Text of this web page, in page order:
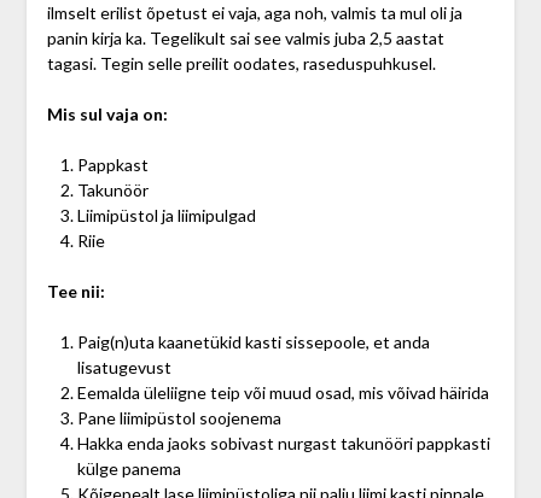
ilmselt erilist õpetust ei vaja, aga noh, valmis ta mul oli ja
panin kirja ka. Tegelikult sai see valmis juba 2,5 aastat
tagasi. Tegin selle preilit oodates, raseduspuhkusel.
Mis sul vaja on:
Pappkast
Takunöör
Liimipüstol ja liimipulgad
Riie
Tee nii:
Paig(n)uta kaanetükid kasti sissepoole, et anda
lisatugevust
Eemalda üleliigne teip või muud osad, mis võivad häirida
Pane liimipüstol soojenema
Hakka enda jaoks sobivast nurgast takunööri pappkasti
külge panema
Kõigepealt lase liimipüstoliga nii palju liimi kasti pinnale,